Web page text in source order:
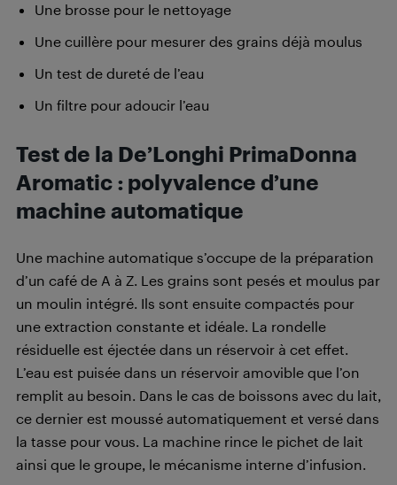
Une brosse pour le nettoyage
Une cuillère pour mesurer des grains déjà moulus
Un test de dureté de l’eau
Un filtre pour adoucir l’eau
Test de la De’Longhi PrimaDonna
Aromatic : polyvalence d’une
machine automatique
Une machine automatique s’occupe de la préparation
d’un café de A à Z. Les grains sont pesés et moulus par
un moulin intégré. Ils sont ensuite compactés pour
une extraction constante et idéale. La rondelle
résiduelle est éjectée dans un réservoir à cet effet.
L’eau est puisée dans un réservoir amovible que l’on
remplit au besoin. Dans le cas de boissons avec du lait,
ce dernier est moussé automatiquement et versé dans
la tasse pour vous. La machine rince le pichet de lait
ainsi que le groupe, le mécanisme interne d’infusion.